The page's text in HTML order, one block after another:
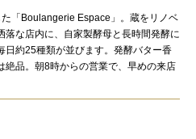
「Boulangerie Espace」。蔵をリノベ
落な店内に、自家製酵母と長時間発酵に
日約25種類が並びます。発酵バター香
絶品。朝8時からの営業で、早めの来店